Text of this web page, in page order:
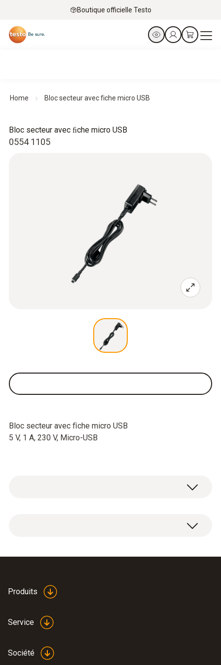
Boutique officielle Testo
Home Bloc secteur avec ﬁche micro USB
0554 1105
Bloc secteur avec ﬁche micro USB
Bloc secteur avec ﬁche micro USB
5 V, 1 A, 230 V, Micro-USB
Produits
Service
Société